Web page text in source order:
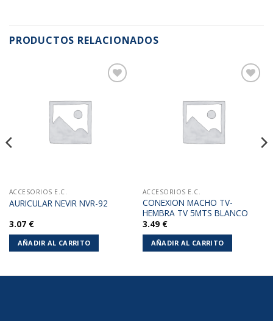
PRODUCTOS RELACIONADOS
ACCESORIOS E.C.
AURICULAR NEVIR NVR-92
3.07 €
AÑADIR AL CARRITO
ACCESORIOS E.C.
CONEXION MACHO TV-
HEMBRA TV 5MTS BLANCO
3.49 €
AÑADIR AL CARRITO